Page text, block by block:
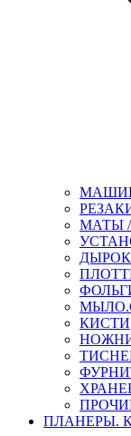
МАТЫ /
КИСТИ
ПЛАНЕРЫ.